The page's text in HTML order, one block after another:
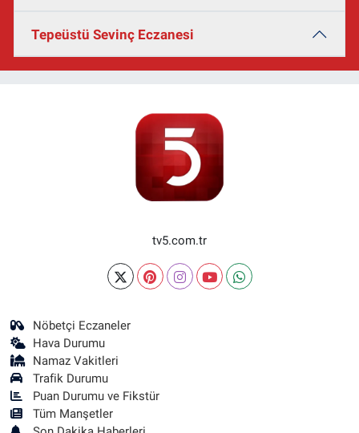
Tepeüstü Sevinç Eczanesi
tv5.com.tr
Nöbetçi Eczaneler
Hava Durumu
Namaz Vakitleri
Trafik Durumu
Puan Durumu ve Fikstür
Tüm Manşetler